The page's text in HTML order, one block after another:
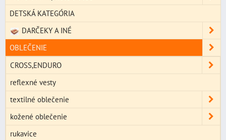
DETSKÁ KATEGÓRIA
DARČEKY A INÉ
OBLEČENIE
CROSS,ENDURO
reflexné vesty
textilné oblečenie
kožené oblečenie
rukavice